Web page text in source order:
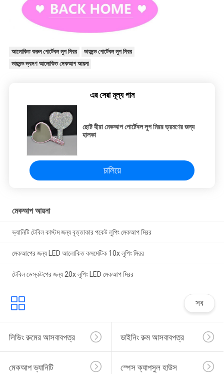
আলোকিত করুন পোর্টেবল লুপ মিরর
ডায়মন্ড পোর্টেবল লুপ মিরর
ডায়মন্ড ভ্রমণ আলোকিত মেকআপ আয়না
এর সেরা মূল্য পান
ছোট হীরা মেকআপ পোর্টেবল লুপ মিরর ভ্রমণের জন্য
হালকা
চালিয়ে
মেকআপ আয়না
ভ্যানিটি টেবিল কাস্টম জন্য বৃত্তাকার পকেট লুপিং মেকআপ মিরর
মেকআপের জন্য LED আলোকিত কসমেটিক 10x লুপিং মিরর
টেবিল ডেস্কটপের জন্য 20x লুপিং LED মেকআপ মিরর
সব
লিভিং রুমের আসবাবপত্র ডাইনিং রুম আসবাবপত্র
মেকআপ ভ্যানিটি স্পেস ক্যাপসুল হাউস